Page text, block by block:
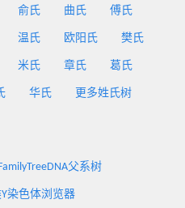
俞氏 曲氏 傅氏
温氏 欧阳氏 樊氏
米氏 章氏 葛氏
华氏 更多姓氏树
父系树
染色体浏览器